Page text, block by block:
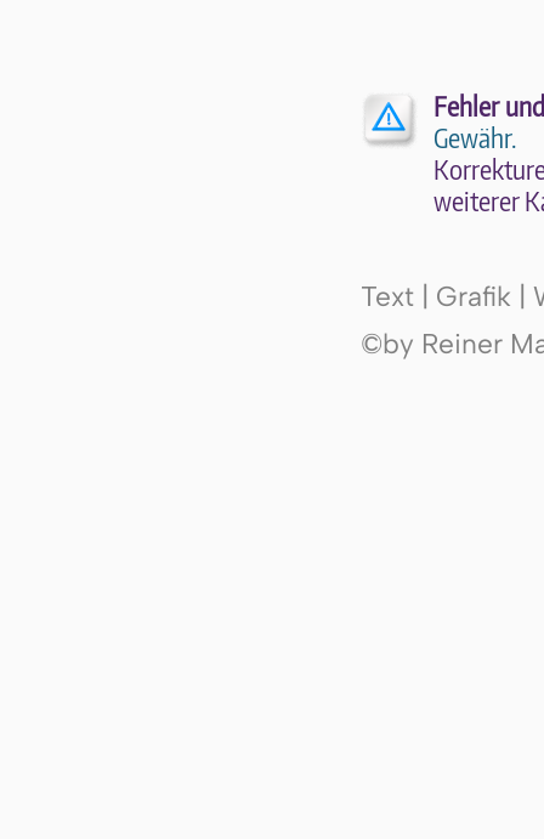
Fehler
Gewähr.
wei­te­rer
Text | Grafik |
©by Reiner